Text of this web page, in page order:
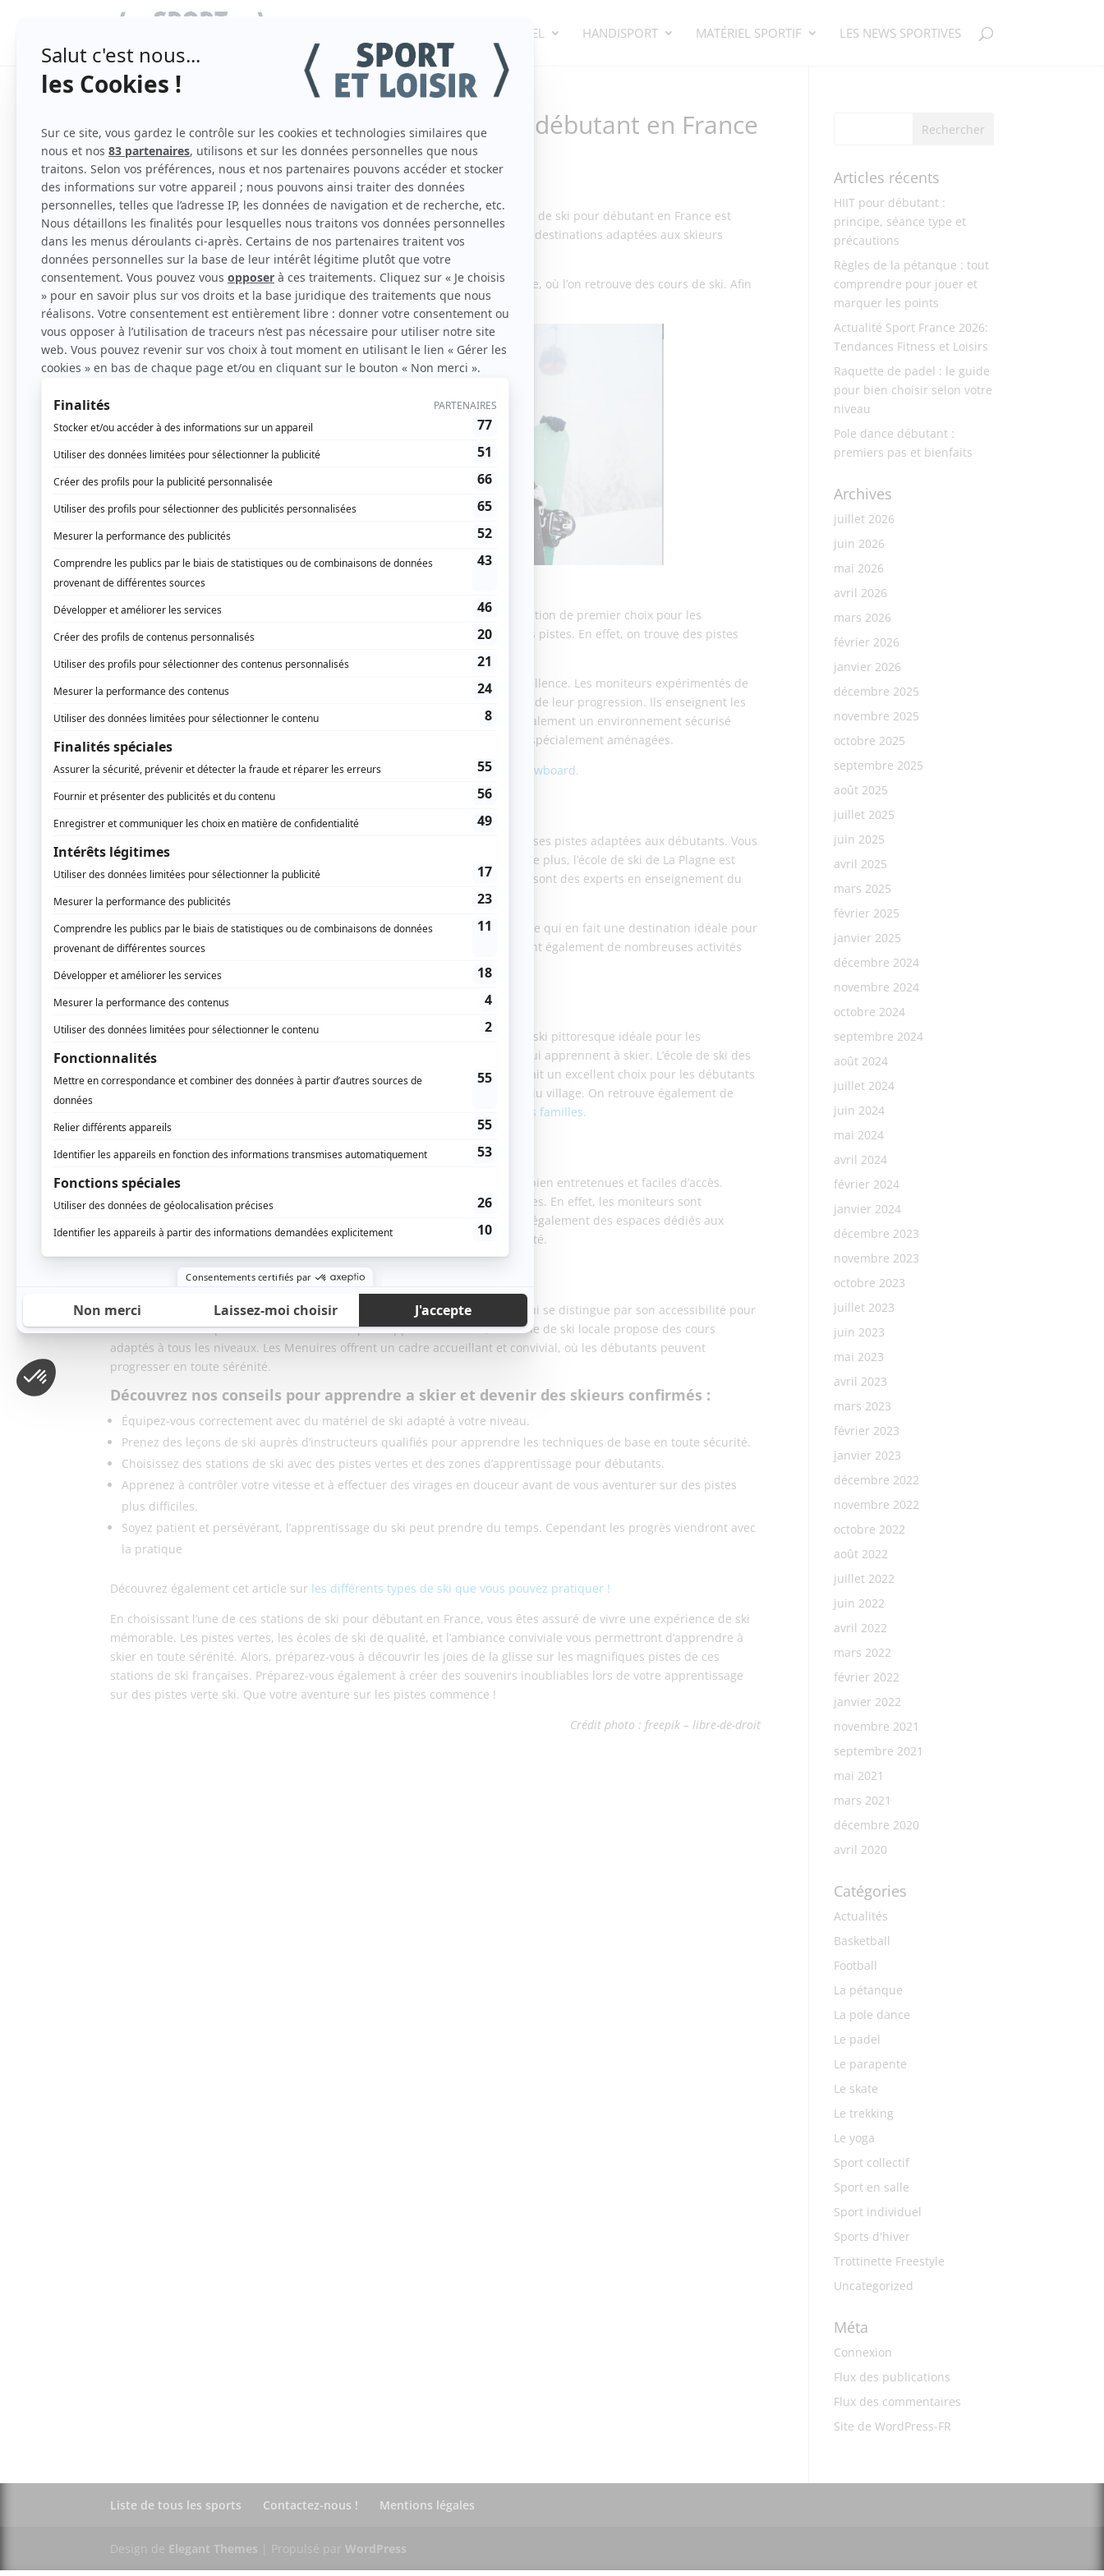
SPORT INDIVIDUEL HANDISPORT MATÉRIEL SPORTIF LES NEWS SPORTIVES
Les 5 meilleures stations de ski pour débutant en France
paradmin|Nov 14, 2023|Uncategorized
Apprendre à skier est une aventure passionnante, et choisir la bonne station de ski pour débutant en France est
essentiel pour une expérience mémorable. La France offre une multitude de destinations adaptées aux skieurs
novices. En effet, on retrouve des pistes vertes idéales pour l’apprentissage.
Voici une liste des cinq meilleures domaines skiable pour débutant en France, où l’on retrouve des cours de ski. Afin
que les débutants puissent progresser en toute sérénité.
Les Deux Alpes : L’école de ski par excellence
Située dans la région Auvergne-Rhône-Alpes, Les Deux Alpes est une destination de premier choix pour les
débutants en France. Cette station de ski propose une variété de couleur des pistes. En effet, on trouve des pistes
Ce qui distingue Les Deux Alpes, c’est son école de ski réputée pour son excellence. Les moniteurs expérimentés de
l’école de ski debutant, accompagnent les skieurs débutants à chaque étape de leur progression. Ils enseignent les
techniques essentielles pour skier en toute sécurité. Les Deux Alpes offre également un environnement sécurisé
pour les enfants en phase d’apprentissage, avec des zones d’apprentissage spécialement aménagées.
Découvrez également cet article sur les 5 meilleurs station de ski pour le snowboard.
La Plagne : Un paradis pour les skieurs en herbe
La Plagne, située en Savoie, est également une station de ski reconnue pour ses pistes adaptées aux débutants. Vous
y trouverez une variété de pistes vertes pour pratiquer en toute confiance. De plus, l’école de ski de La Plagne est
renommée pour sa qualité. En effet, on retrouve des moniteurs dévoués qui sont des experts en enseignement du
ski.
Les débutants bénéficieront de leçons structurées, adaptées à leur niveau. Ce qui en fait une destination idéale pour
ceux qui apprennent à skier. De plus, l’après-ski à La Plagne est animé, offrant également de nombreuses activités
Les Gets : charme et convivialité
Les Gets, situés dans la région d’Auvergne-Rhône-Alpes, sont une station de ski pittoresque idéale pour les
débutants. Ses pistes douces et larges offrent un terrain parfait pour ceux qui apprennent à skier. L’école de ski des
Gets est renommée pour son approche patiente et pédagogique, ce qui en fait un excellent choix pour les débutants
de tous âges. Vous pouvez également profiter de l’atmosphère chaleureuse du village. On retrouve également de
une destination de choix pour les familles.
Située en Savoie, la station de ski Les Arcs est connue pour les pistes de ski bien entretenues et faciles d’accès.
L’école de ski des Arcs propose des leçons structurées pour les skieurs novices. En effet, les moniteurs sont
expérimenté pour vous guider à travers les bases du ski. La station propose également des espaces dédiés aux
débutants, où vous pourrez pratiquer en toute sécurité et en toute tranquillité.
Les Menuires : accessible et accueillante
Les Menuires, situés dans la vallée de la Tarentaise, est une station de ski qui se distingue par son accessibilité pour
les débutants. Ses pistes vertes sont idéales pour apprendre à skier, et l’école de ski locale propose des cours
adaptés à tous les niveaux. Les Menuires offrent un cadre accueillant et convivial, où les débutants peuvent
progresser en toute sérénité.
Découvrez nos conseils pour apprendre a skier et devenir des skieurs confirmés :
Équipez-vous correctement avec du matériel de ski adapté à votre niveau.
Prenez des leçons de ski auprès d’instructeurs qualifiés pour apprendre les techniques de base en toute sécurité.
Choisissez des stations de ski avec des pistes vertes et des zones d’apprentissage pour débutants.
Apprenez à contrôler votre vitesse et à effectuer des virages en douceur avant de vous aventurer sur des pistes
plus difficiles.
Soyez patient et persévérant, l’apprentissage du ski peut prendre du temps. Cependant les progrès viendront avec
la pratique
Découvrez également cet article sur les différents types de ski que vous pouvez pratiquer !
En choisissant l’une de ces stations de ski pour débutant en France, vous êtes assuré de vivre une expérience de ski
mémorable. Les pistes vertes, les écoles de ski de qualité, et l’ambiance conviviale vous permettront d’apprendre à
skier en toute sérénité. Alors, préparez-vous à découvrir les joies de la glisse sur les magnifiques pistes de ces
stations de ski françaises. Préparez-vous également à créer des souvenirs inoubliables lors de votre apprentissage
sur des pistes verte ski. Que votre aventure sur les pistes commence !
Crédit photo : freepik – libre-de-droit
Articles récents
HIIT pour débutant :
principe, séance type et
précautions
Règles de la pétanque : tout
comprendre pour jouer et
marquer les points
Actualité Sport France 2026:
Tendances Fitness et Loisirs
Raquette de padel : le guide
pour bien choisir selon votre
niveau
Pole dance débutant :
premiers pas et bienfaits
Archives
juillet 2026
juin 2026
mai 2026
avril 2026
mars 2026
février 2026
janvier 2026
décembre 2025
novembre 2025
octobre 2025
septembre 2025
août 2025
juillet 2025
juin 2025
avril 2025
mars 2025
février 2025
janvier 2025
décembre 2024
novembre 2024
octobre 2024
septembre 2024
août 2024
juillet 2024
juin 2024
mai 2024
avril 2024
février 2024
janvier 2024
décembre 2023
novembre 2023
octobre 2023
juillet 2023
juin 2023
mai 2023
avril 2023
mars 2023
février 2023
janvier 2023
décembre 2022
novembre 2022
octobre 2022
août 2022
juillet 2022
juin 2022
avril 2022
mars 2022
février 2022
janvier 2022
novembre 2021
septembre 2021
mai 2021
mars 2021
décembre 2020
avril 2020
Catégories
Actualités
Basketball
Football
La pétanque
La pole dance
Le padel
Le parapente
Le skate
Le trekking
Le yoga
Sport collectif
Sport en salle
Sport individuel
Sports d'hiver
Trottinette Freestyle
Uncategorized
Méta
Connexion
Flux des publications
Flux des commentaires
Site de WordPress-FR
Liste de tous les sports Contactez-nous ! Mentions légales
Design de Elegant Themes | Propulsé parWordPress